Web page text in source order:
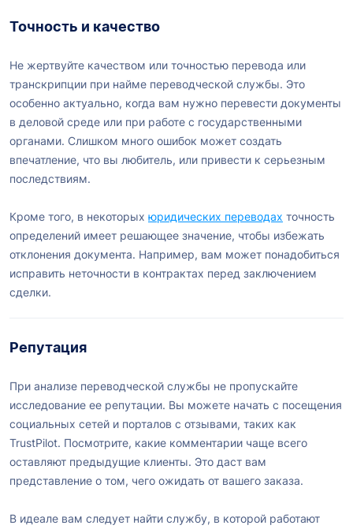
Точность и качество
Не жертвуйте качеством или точностью перевода или
транскрипции при найме переводческой службы. Это
особенно актуально, когда вам нужно перевести документы
в деловой среде или при работе с государственными
органами. Слишком много ошибок может создать
впечатление, что вы любитель, или привести к серьезным
последствиям.
Кроме того, в некоторых юридических переводах точность
определений имеет решающее значение, чтобы избежать
отклонения документа. Например, вам может понадобиться
исправить неточности в контрактах перед заключением
сделки.
Репутация
При анализе переводческой службы не пропускайте
исследование ее репутации. Вы можете начать с посещения
социальных сетей и порталов с отзывами, таких как
TrustPilot. Посмотрите, какие комментарии чаще всего
оставляют предыдущие клиенты. Это даст вам
представление о том, чего ожидать от вашего заказа.
В идеале вам следует найти службу, в которой работают